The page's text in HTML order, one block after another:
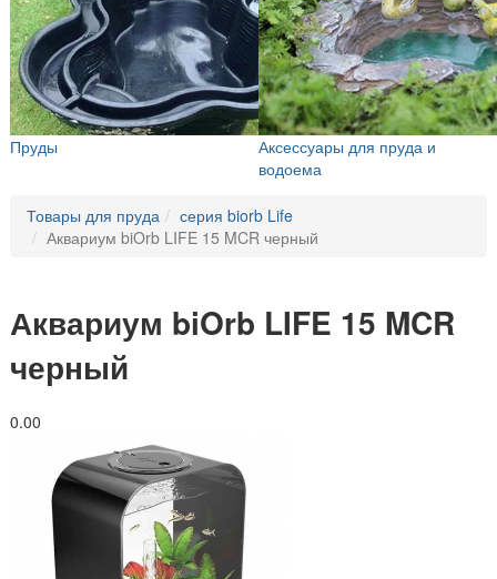
Пруды
Аксессуары для пруда и
водоема
Товары для пруда
серия biorb Life
Аквариум biOrb LIFE 15 MCR черный
Аквариум biOrb LIFE 15 MCR
черный
0.00